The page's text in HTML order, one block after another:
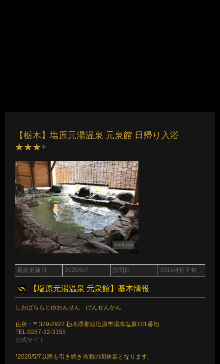
【栃木】塩原元湯温泉 元泉館 日帰り入浴
★★★+
最終更新日 2020/5/7 訪問日 2019/4月下旬
【塩原元湯温泉 元泉館】基本情報
しおばらもとゆおんせん げんせんかん
住所：〒329-2922 栃木県那須塩原市湯本塩原101番地
TEL:0287-32-3155
公式サイト
*2020/5/7以降も引き続き当面の間休業となります。